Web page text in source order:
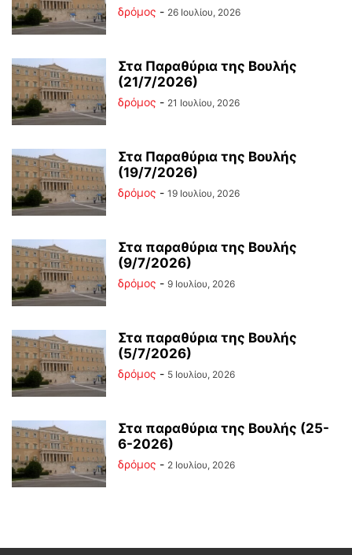
δρόμος - 26 Ιουλίου, 2026
Στα Παραθύρια της Βουλής
(21/7/2026)
δρόμος - 21 Ιουλίου, 2026
Στα Παραθύρια της Βουλής
(19/7/2026)
δρόμος - 19 Ιουλίου, 2026
Στα παραθύρια της Βουλής
(9/7/2026)
δρόμος - 9 Ιουλίου, 2026
Στα παραθύρια της Βουλής
(5/7/2026)
δρόμος - 5 Ιουλίου, 2026
Στα παραθύρια της Βουλής (25-
6-2026)
δρόμος - 2 Ιουλίου, 2026